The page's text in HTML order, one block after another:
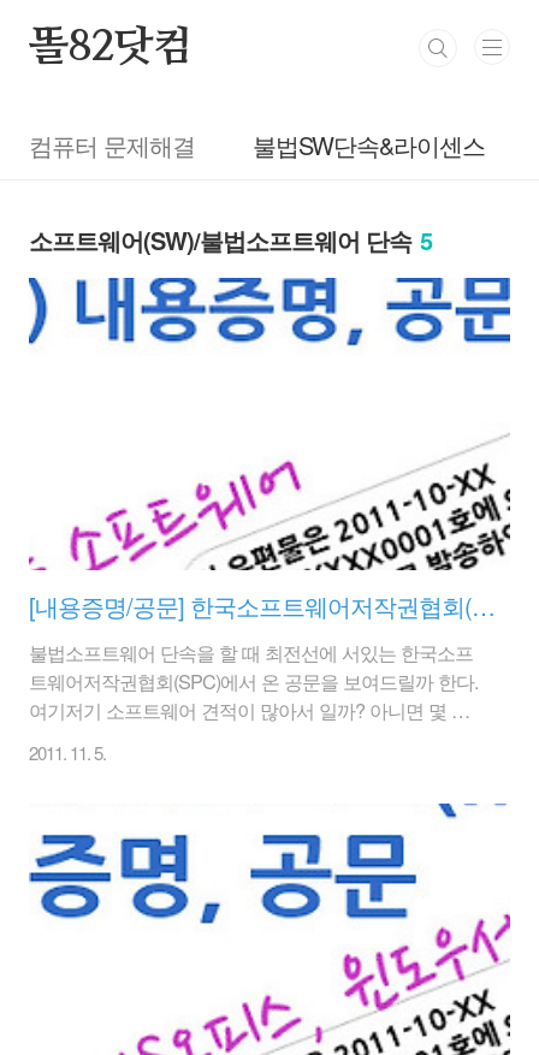
똘82닷컴
컴퓨터 문제해결 불법SW단속&라이센스
소프트웨어(SW)/불법소프트웨어 단속 5
[내용증명/공문] 한국소프트웨어저작권협회(SPC)의 공문
불법소프트웨어 단속을 할 때 최전선에 서있는 한국소프
트웨어저작권협회(SPC)에서 온 공문을 보여드릴까 한다.
여기저기 소프트웨어 견적이 많아서 일까? 아니면 몇 달
소프트웨어저작권협회에서 공문이 왔다. 젠장~ 이거 잘못
하다가 단속 뜨는 것 아니야? 정품을 쓰고 있음에도 포스
쩌는 기관이다! 1. 한국소프트웨어저작권협회(SPC)의 공
문 내용 : SW불법 사용에 대한 사실 확인 및 정품사용 협
조요청 1. 귀사의 무궁한 발전을 기원합니다. 2. 우리협회
는 소프트웨어 불법복제 방지 및 교육, 컨설틸, 홍보 등 다
양한 활동으로 정품사용 환경을 정착시킴으로써 국내소프
트웨어 산업 육성 발전에 기여하고자 설립된, 문화체육관
광부 산하 소프트웨어 저작권보호단체입니다. 3...
2011. 11. 5.